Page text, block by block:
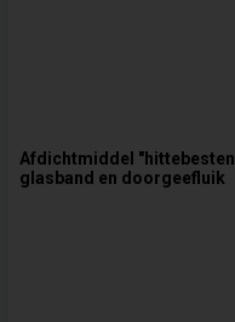
Afdichtmiddel
glasband en doorgeefluik